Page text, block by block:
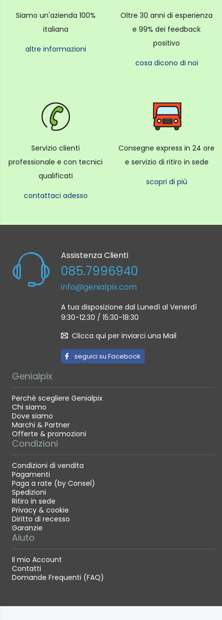
Siamo un'azienda 100%
italiana
altre informazioni
Oltre 30 anni di esperienza
e 99% dei feedback
positivo
cosa dicono di noi
Servizio clienti
professionale e con tecnici
qualificati
contattaci adesso
Consegne express in 24 ore
e servizio di ritiro in sede
scopri di più
Assistenza Clienti
085.7996940
info@genialpix.com
A tua disposizione dal Lunedì al Venerdì
9:30-12:30 / 15:30-18:30
Clicca qui per inviarci una Mail
seguici su Facebook
Genialpix
Perché scegliere Genialpix
Chi siamo
Dove siamo
Marchi & Partner
Offerte & promozioni
Condizioni
Condizioni di vendita
Pagamenti
Paga a rate (by Consel)
Spedizioni
Ritiro in sede
Privacy & cookie
Diritto di recesso
Garanzie
Aiuto
Il mio Account
Contatti
Domande Frequenti (FAQ)